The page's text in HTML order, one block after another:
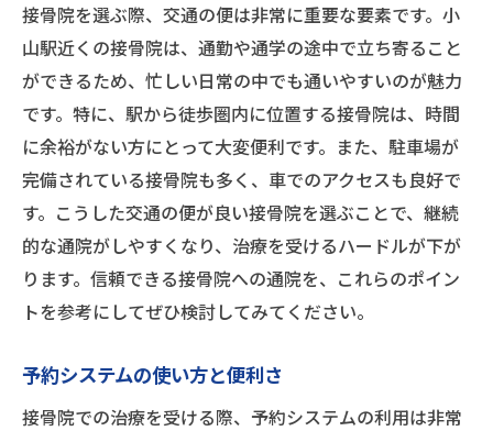
接骨院を選ぶ際、交通の便は非常に重要な要素です。小
山駅近くの接骨院は、通勤や通学の途中で立ち寄ること
ができるため、忙しい日常の中でも通いやすいのが魅力
です。特に、駅から徒歩圏内に位置する接骨院は、時間
に余裕がない方にとって大変便利です。また、駐車場が
完備されている接骨院も多く、車でのアクセスも良好で
す。こうした交通の便が良い接骨院を選ぶことで、継続
的な通院がしやすくなり、治療を受けるハードルが下が
ります。信頼できる接骨院への通院を、これらのポイン
トを参考にしてぜひ検討してみてください。
予約システムの使い方と便利さ
接骨院での治療を受ける際、予約システムの利用は非常